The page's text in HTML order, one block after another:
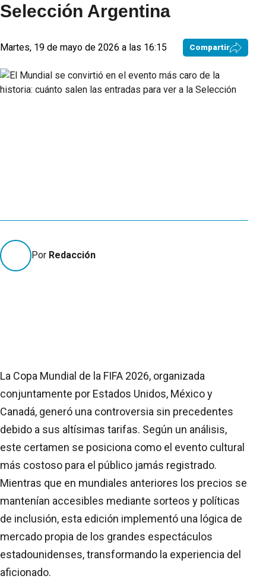
Selección Argentina
Martes, 19 de mayo de 2026 a las 16:15 Compartir
Por Redacción
La Copa Mundial de la FIFA 2026, organizada
conjuntamente por Estados Unidos, México y
Canadá, generó una controversia sin precedentes
debido a sus altísimas tarifas. Según un análisis,
este certamen se posiciona como el evento cultural
más costoso para el público jamás registrado.
Mientras que en mundiales anteriores los precios se
mantenían accesibles mediante sorteos y políticas
de inclusión, esta edición implementó una lógica de
mercado propia de los grandes espectáculos
estadounidenses, transformando la experiencia del
aficionado.